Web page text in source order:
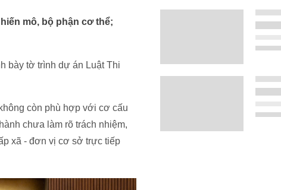
mô, bộ phận cơ thể;
bày tờ trình dự án Luật Thi
còn phù hợp với cơ cấu
chưa làm rõ trách nhiệm,
xã - đơn vị cơ sở trực tiếp